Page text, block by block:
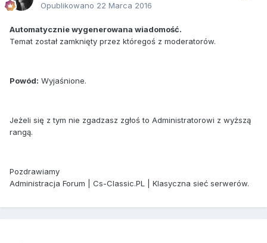
Opublikowano 22 Marca 2016
Automatycznie wygenerowana wiadomość.
Temat został zamknięty przez któregoś z moderatorów.
Powód: Wyjaśnione.
Jeżeli się z tym nie zgadzasz zgłoś to Administratorowi z wyższą
rangą.
Pozdrawiamy
Administracja Forum | Cs-Classic.PL | Klasyczna sieć serwerów.